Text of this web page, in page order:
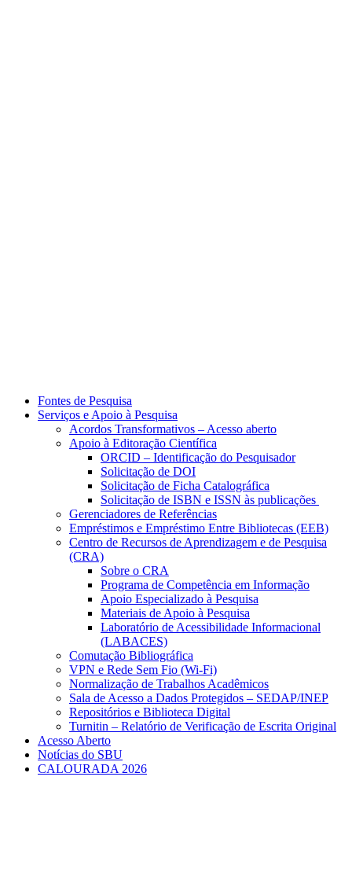
Fontes de Pesquisa
Serviços e Apoio à Pesquisa
Acordos Transformativos – Acesso aberto
Apoio à Editoração Científica
ORCID – Identificação do Pesquisador
Solicitação de DOI
Solicitação de Ficha Catalográfica
Solicitação de ISBN e ISSN às publicações
Gerenciadores de Referências
Empréstimos e Empréstimo Entre Bibliotecas (EEB)
Centro de Recursos de Aprendizagem e de Pesquisa
(CRA)
Sobre o CRA
Programa de Competência em Informação
Apoio Especializado à Pesquisa
Materiais de Apoio à Pesquisa
Laboratório de Acessibilidade Informacional
(LABACES)
Comutação Bibliográfica
VPN e Rede Sem Fio (Wi-Fi)
Normalização de Trabalhos Acadêmicos
Sala de Acesso a Dados Protegidos – SEDAP/INEP
Repositórios e Biblioteca Digital
Turnitin – Relatório de Verificação de Escrita Original
Acesso Aberto
Notícias do SBU
CALOURADA 2026